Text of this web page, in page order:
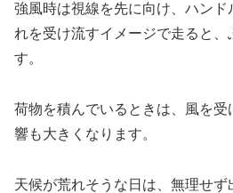
強風時は視線を先に向け、ハン
れを受け流すイメージで走ると、
す。
荷物を積んでいるときは、風を
響も大きくなります。
天候が荒れそうな日は、無理せ